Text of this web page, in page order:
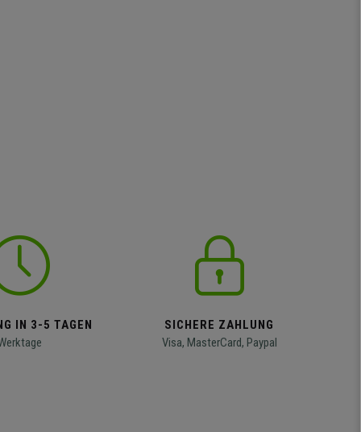
IN 3-5 TAGEN
SICHERE ZAHLUNG
Visa, MasterCard, Paypal